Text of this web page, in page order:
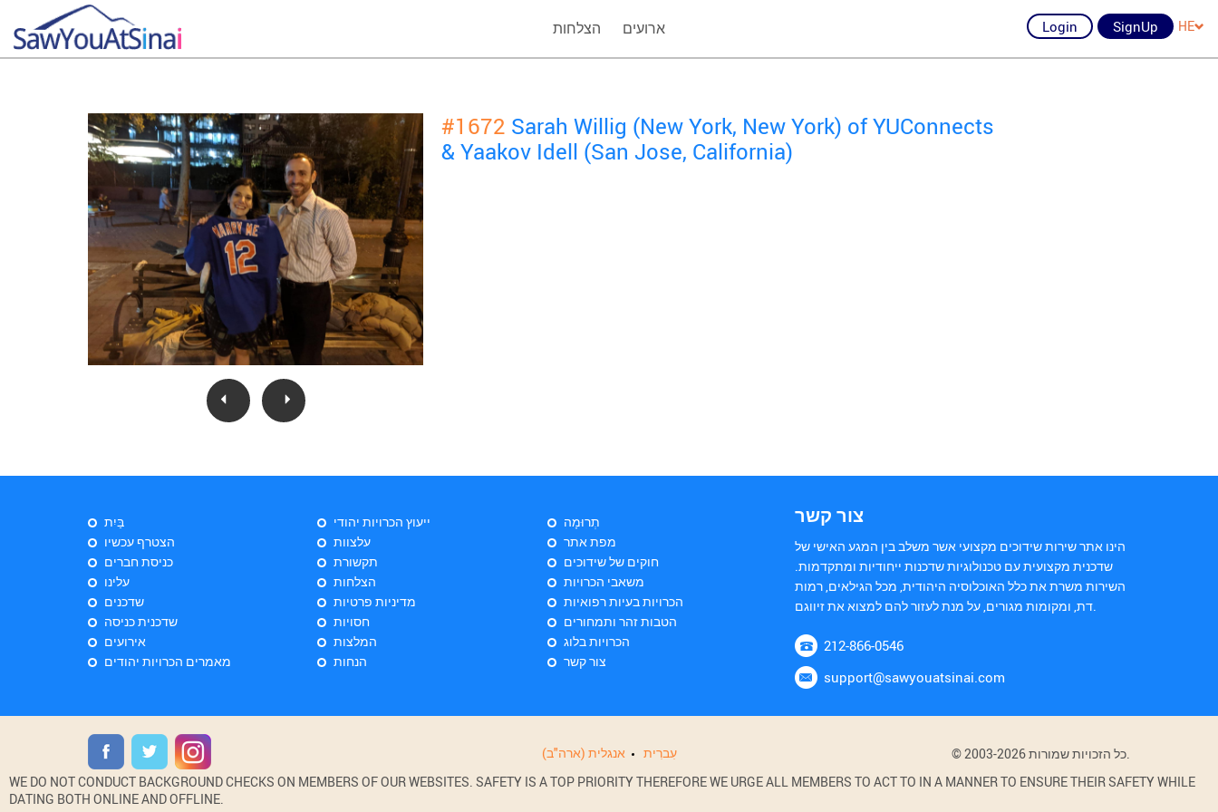
הצלחות ארועים Login SignUp HE
#1672 Sarah Willig (New York, New York) of YUConnects
& Yaakov Idell (San Jose, California)
בַּיִת
הצטרף עכשיו
כניסת חברים
עלינו
שדכנים
שדכנית כניסה
אירועים
מאמרים הכרויות יהודים
ייעוץ הכרויות יהודי
עלצוות
תקשורת
הצלחות
מדיניות פרטיות
חסויות
המלצות
הנחות
תְרוּמָה
מפת אתר
חוקים של שידוכים
משאבי הכרויות
הכרויות בעיות רפואיות
הטבות זהר ותמחורים
הכרויות בלוג
צור קשר
צור קשר
הינו אתר שירות שידוכים מקצועי אשר משלב בין המגע האישי של
שדכנית מקצועית עם טכנולוגיות שדכנות ייחודיות ומתקדמות.
השירות משרת את כלל האוכלוסיה היהודית, מכל הגילאים, רמות
דת, ומקומות מגורים, על מנת לעזור להם למצוא את זיווגם.
212-866-0546
support@sawyouatsinai.com
אנגלית (ארה"ב) עִברִית
© 2003-2026 כל הזכויות שמורות.
WE DO NOT CONDUCT BACKGROUND CHECKS ON MEMBERS OF OUR WEBSITES. SAFETY IS A TOP PRIORITY THEREFORE WE URGE ALL MEMBERS TO ACT TO IN A MANNER TO ENSURE THEIR SAFETY WHILE
DATING BOTH ONLINE AND OFFLINE.